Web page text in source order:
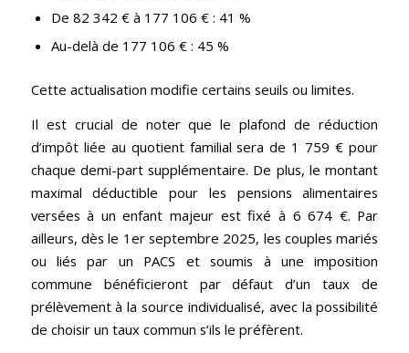
De 82 342 € à 177 106 € : 41 %
Au-delà de 177 106 € : 45 %
Cette actualisation modifie certains seuils ou limites.
Il est crucial de noter que le plafond de réduction
d’impôt liée au quotient familial sera de 1 759 € pour
chaque demi-part supplémentaire. De plus, le montant
maximal déductible pour les pensions alimentaires
versées à un enfant majeur est fixé à 6 674 €. Par
ailleurs, dès le 1er septembre 2025, les couples mariés
ou liés par un PACS et soumis à une imposition
commune bénéficieront par défaut d’un taux de
prélèvement à la source individualisé, avec la possibilité
de choisir un taux commun s’ils le préfèrent.